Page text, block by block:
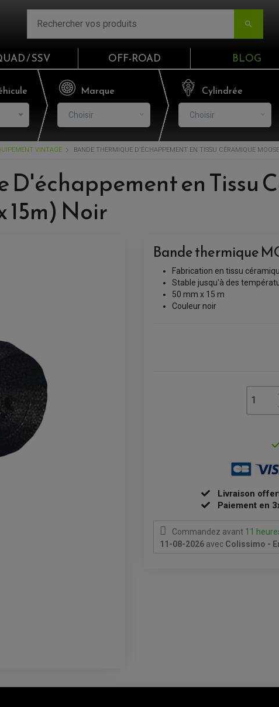

Email
Mot de passe
/ SSV OFF-ROAD BLOG
Marque
Choisir
Cylindrée
Choisir
VINTAGE BANDE THERMIQUE D'ÉCHAPPEMENT EN TISSU CÉRAMIQUE
D'échappement en Tissu
15m) Noir
Bande thermique
Fabrication en tissu
Stable jusqu'à des
50 mm x 15 m
Couleur noir
Livraison
Paiement en
Commandez avant 11
11-08-2026 avec Colissimo -